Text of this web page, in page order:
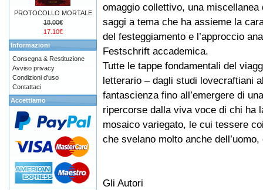
omaggio collettivo, una miscellanea
saggi a tema che ha assieme la
del festeggiamento e l’approccio
Festschrift accademica.
Tutte le tappe fondamentali del
letterario – dagli studi lovecraftiani
fantascienza fino all’emergere di
ripercorse dalla viva voce di chi ha
mosaico variegato, le cui tessere
che svelano molto anche
Gli Autori
PROTOCOLLO MORTALE
18.00€
17.10€
Informazioni
Consegna & Restituzione
Avviso privacy
Condizioni d'uso
Contattaci
Accettiamo